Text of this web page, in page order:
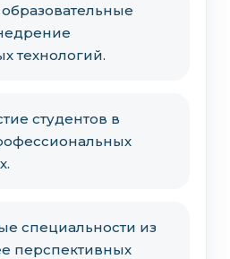
технологий.
студентов в
специальности из
перспективных